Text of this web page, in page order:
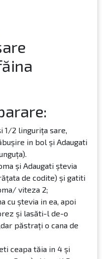
1/2 lingurița sare,
in bol și Adaugati
și Adaugati ștevia
de codite) și gatiti
viteza 2;
cu ștevia in ea, apoi
și lasăti-l de-o
păstrați o cana de
ceapa tăia in 4 și